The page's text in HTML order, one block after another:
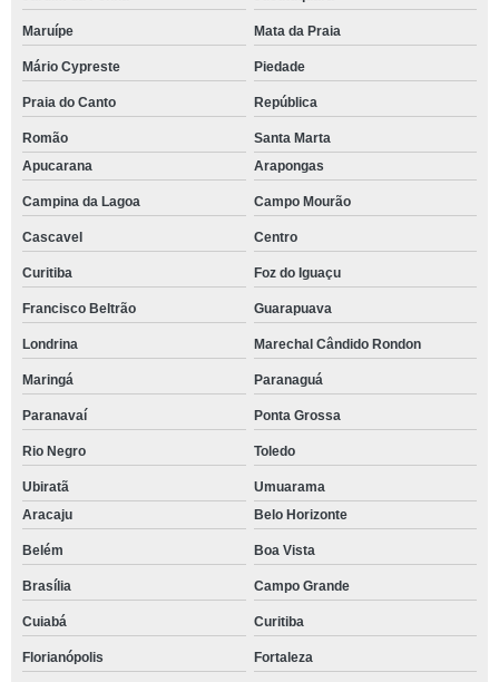
Maruípe Mata da Praia
Mário Cypreste Piedade
Praia do Canto República
Romão
Santa Marta
Apucarana
Arapongas
Campina da Lagoa Campo Mourão
Cascavel Centro
Curitiba Foz do Iguaçu
Francisco Beltrão Guarapuava
Londrina Marechal Cândido Rondon
Maringá Paranaguá
Paranavaí Ponta Grossa
Rio Negro Toledo
Ubiratã
Umuarama
Aracaju
Belo Horizonte
Belém Boa Vista
Brasília Campo Grande
Cuiabá Curitiba
Florianópolis Fortaleza